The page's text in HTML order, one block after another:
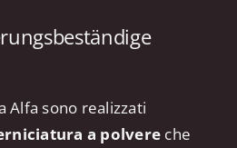
Alfa sono realizzati
a polvere che